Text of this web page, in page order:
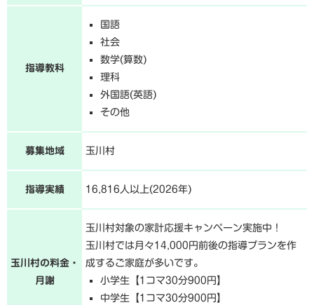
指導教科
国語
社会
数学(算数)
理科
外国語(英語)
その他
募集地域 玉川村
指導実績 16,816人以上(2026年)
玉川村の料金・
月謝
玉川村対象の家計応援キャンペーン実施中！
玉川村では月々14,000円前後の指導プランを作
成するご家庭が多いです。
小学生【1コマ30分900円】
中学生【1コマ30分900円】